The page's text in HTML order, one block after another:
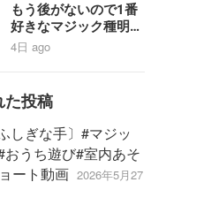
もう後がないので1番
好きなマジック種明か
ししちゃうわ#shorts
4日 ago
た投稿
しぎな手〕#マジッ
おうち遊び#室内あそ
ート動画 2026年5月27